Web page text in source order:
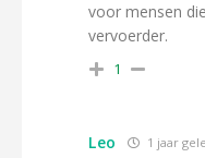
voor mensen
vervoerder.
1
Leo 1 jaar